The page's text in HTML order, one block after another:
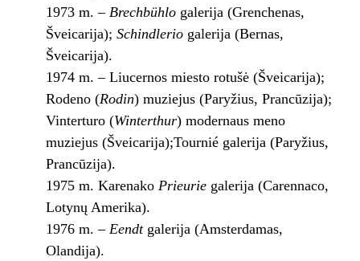
1973 m. – Brechbühlogalerija (Grenchenas,
Šveicarija); Schindleriogalerija (Bernas,
Šveicarija).
1974 m. – Liucernos miesto rotušė (Šveicarija);
Rodeno (Rodin) muziejus (Paryžius, Prancūzija);
Vinterturo (Winterthur) modernaus meno
muziejus (Šveicarija);Tournié galerija (Paryžius,
Prancūzija).
1975 m. Karenako Prieuriegalerija (Carennaco,
Lotynų Amerika).
1976 m. – Eendtgalerija (Amsterdamas,
Olandija).